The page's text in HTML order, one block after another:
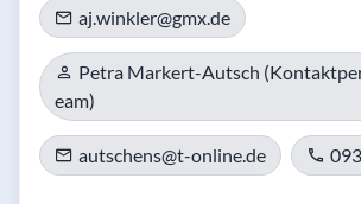
aj.winkler@gmx.de
Petra Markert-Autsch
eam)
autschens@t-online.de